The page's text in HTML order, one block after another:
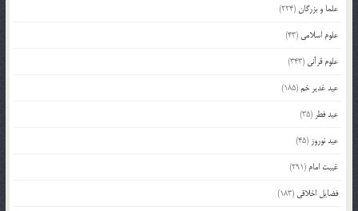
علما و بزرگان(224)
علوم اسلامی (43)
علوم قرآنی (343)
عید غدیر خم(185)
عید فطر (35)
عید نوروز (45)
غیبت امام (291)
فضایل اخلاقی (183)